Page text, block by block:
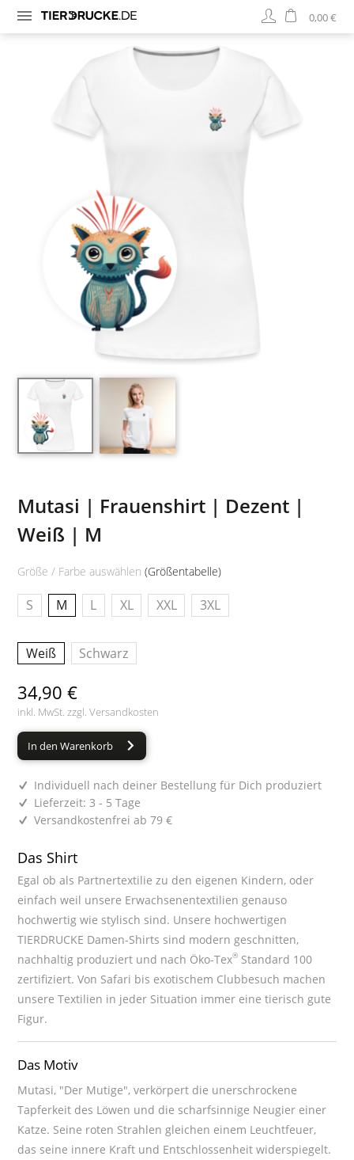
0,00 €
Mutasi | Frauenshirt | Dezent |
Weiß | M
Größe / Farbe auswählen(Größentabelle)
S M L XL XXL 3XL
Weiß Schwarz
34,90 €
inkl. MwSt. zzgl.Versandkosten
In den Warenkorb
Individuell nach deiner Bestellung für Dich produziert
Lieferzeit: 3 - 5 Tage
Versandkostenfrei ab 79 €
Das Shirt
Egal ob als Partnertextilie zu den eigenen Kindern, oder
einfach weil unsere Erwachsenentextilien genauso
hochwertig wie stylisch sind. Unsere hochwertigen
TIERDRUCKE Damen-Shirts sind modern geschnitten,
nachhaltig produziert und nach Öko-Tex® Standard 100
zertifiziert. Von Safari bis exotischem Clubbesuch machen
unsere Textilien in jeder Situation immer eine tierisch gute
Figur.
Das Motiv
Mutasi, "Der Mutige", verkörpert die unerschrockene
Tapferkeit des Löwen und die scharfsinnige Neugier einer
Katze. Seine roten Strahlen gleichen einem Leuchtfeuer,
das seine innere Kraft und Entschlossenheit widerspiegelt.